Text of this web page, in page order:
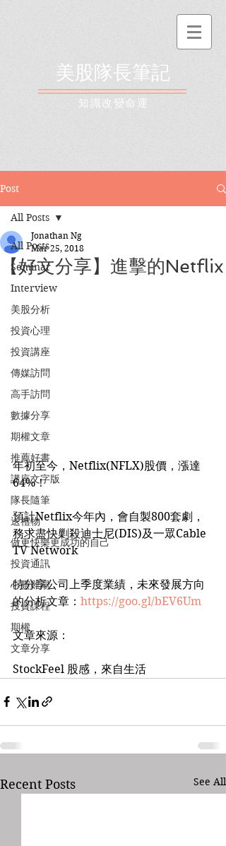
美股隊長筆記
​知識改變命運
Post
All Posts
Seminar
Interview
美股分析
投資心理
投資講座
傳媒訪問
高手訪問
數據分享
期權文章
推薦好書
講座文字版
隊長隨筆
送禮物
做更快樂更成功的自己
投資通訊
心靈雞湯
投資課程
期權
文章分享
All Posts
【好文分享】進擊的Netflix
Jonathan Ng
Mar 25, 2018
年初至今，Netflix(NFLX)股價，漲達
64%！
預計Netflix今年內，會自製800套劇，
務求盡快剿殺迪士尼(DIS)及一眾Cable
TV Network
特分享公司上季度業績，未來發展方向
的分析文章： https://goo.gl/bEV6Um
文章來源：
StockFeel 股感，來自生活
Recent Posts See All